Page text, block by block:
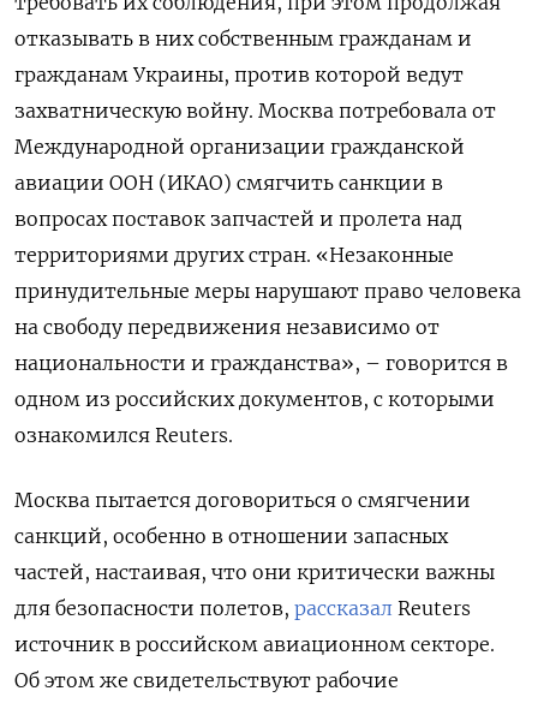
отказывать в них собственным гражданам и
гражданам Украины, против которой ведут
захватническую войну. Москва потребовала от
Международной организации гражданской
авиации ООН (ИКАО) смягчить санкции в
вопросах поставок запчастей и пролета над
территориями других стран. «Незаконные
принудительные меры нарушают право человека
на свободу передвижения независимо от
национальности и гражданства», – говорится в
одном из российских документов, с которыми
ознакомился Reuters.
Москва пытается договориться о смягчении
санкций, особенно в отношении запасных
частей, настаивая, что они критически важны
для безопасности полетов, рассказал Reuters
источник в российском авиационном секторе.
Об этом же свидетельствуют рабочие